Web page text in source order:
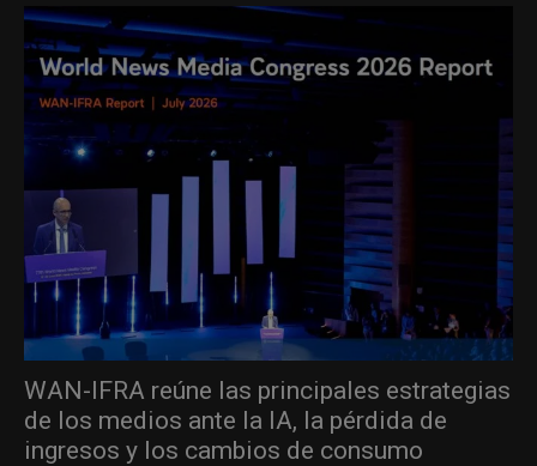
WAN-IFRA reúne las principales estrategias
de los medios ante la IA, la pérdida de
ingresos y los cambios de consumo